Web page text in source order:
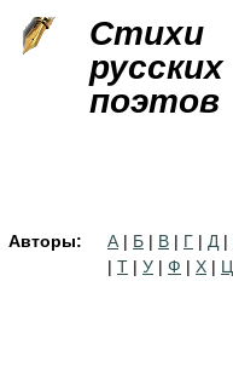
Стихи
русских
поэтов
Авторы: А | Б | В | Г | Д |
| Т | У | Ф | Х | Ц